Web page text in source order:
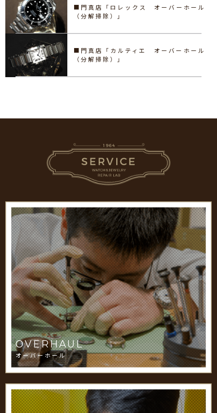
■門真店「ロレックス オーバーホール
（分解掃除）」
■門真店「カルティエ オーバーホール
（分解掃除）」
OVERHAUL
オーバーホール